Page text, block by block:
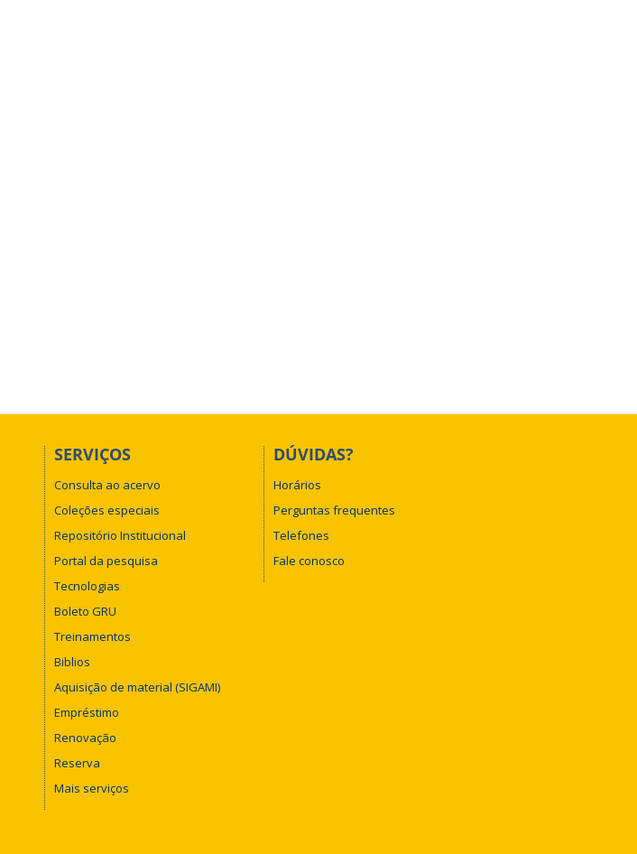
SERVIÇOS
Consulta ao acervo
Coleções especiais
Repositório Institucional
Portal da pesquisa
Tecnologias
Boleto GRU
Treinamentos
Biblios
Aquisição de material (SIGAMI)
Empréstimo
Renovação
Reserva
Mais serviços
DÚVIDAS?
Horários
Perguntas frequentes
Telefones
Fale conosco